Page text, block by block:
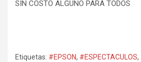
SIN COSTO ALGUNO PARA TODOS
Etiquetas: #EPSON, #ESPECTACULOS,